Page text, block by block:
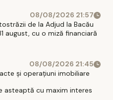
08/08/2026 21:57
de la Adjud la Bacău
august, cu o miză financiară
08/08/2026 21:45
și operațiuni imobiliare
asteaptă cu maxim interes